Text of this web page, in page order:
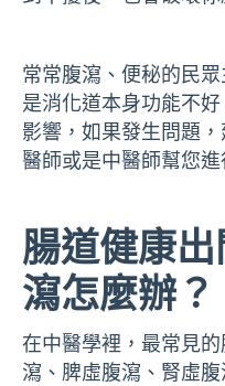
常常腹瀉、便秘的民
是消化道本身功能不
影響，如果發生問題
醫師或是中醫師幫您進
腸道健康出
瀉怎麼辦？
在中醫學裡，最常見
瀉、脾虛腹瀉、腎虛腹